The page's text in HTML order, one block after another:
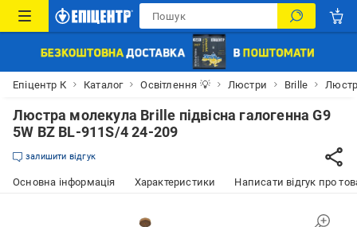
Епіцентр К Каталог Освітлення 💡 Люстри Brille
Люстра молекула Brille підвісна галогенна G9
5W BZ BL-911S/4 24-209
залишити відгук
Основна інформація Характеристики Написати відгук про